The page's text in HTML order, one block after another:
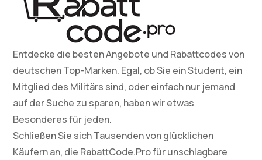
Entdecke die besten Angebote und Rabattcodes von
deutschen Top-Marken. Egal, ob Sie ein Student, ein
Mitglied des Militärs sind, oder einfach nur jemand
auf der Suche zu sparen, haben wir etwas
Besonderes für jeden.
Schließen Sie sich Tausenden von glücklichen
Käufern an, die RabattCode.Pro für unschlagbare